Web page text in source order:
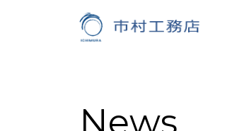
News